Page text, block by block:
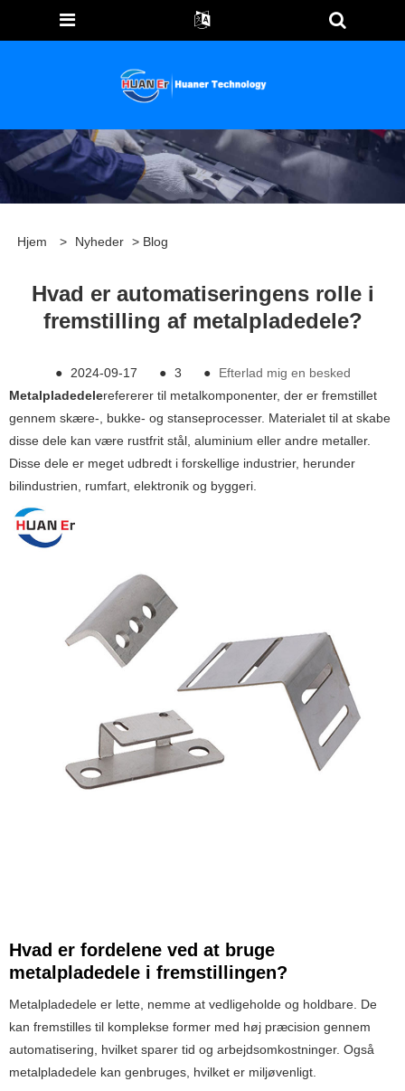
Hjem > Nyheder > Blog
Hvad er automatiseringens rolle i
fremstilling af metalpladedele?
● 2024-09-17 ● 3 ●
Efterlad mig en besked
Metalpladedelerefererer til metalkomponenter, der er fremstillet
gennem skære-, bukke- og stanseprocesser. Materialet til at skabe
disse dele kan være rustfrit stål, aluminium eller andre metaller.
Disse dele er meget udbredt i forskellige industrier, herunder
bilindustrien, rumfart, elektronik og byggeri.
Hvad er fordelene ved at bruge
metalpladedele i fremstillingen?
Metalpladedele er lette, nemme at vedligeholde og holdbare. De
kan fremstilles til komplekse former med høj præcision gennem
automatisering, hvilket sparer tid og arbejdsomkostninger. Også
metalpladedele kan genbruges, hvilket er miljøvenligt.